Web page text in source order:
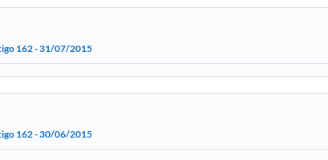
162 - 31/07/2015
162 - 30/06/2015